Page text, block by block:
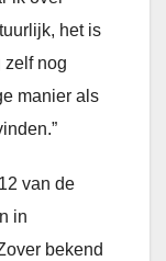
het is
zelf nog
manier als
van de
in
bekend